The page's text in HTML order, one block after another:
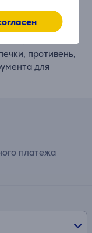
противень,
для
платежа